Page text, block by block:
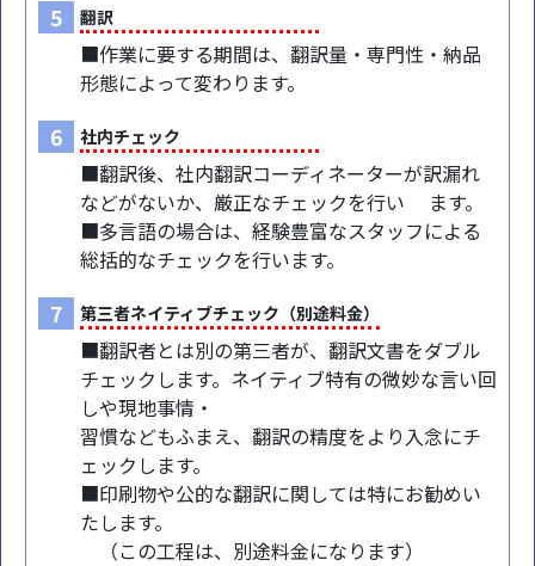
5 翻訳
■作業に要する期間は、翻訳量・専門性・納品
形態によって変わります。
6 社内チェック
■翻訳後、社内翻訳コーディネーターが訳漏れ
などがないか、厳正なチェックを行い ます。
■多言語の場合は、経験豊富なスタッフによる
総括的なチェックを行います。
7 第三者ネイティブチェック（別途料金）
■翻訳者とは別の第三者が、翻訳文書をダブル
チェックします。ネイティブ特有の微妙な言い回
しや現地事情・
習慣などもふまえ、翻訳の精度をより入念にチ
ェックします。
■印刷物や公的な翻訳に関しては特にお勧めい
たします。
（この工程は、別途料金になります）